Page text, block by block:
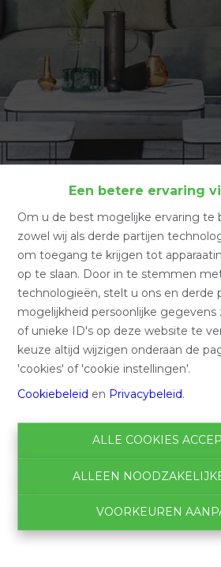
Een betere ervaring
Om u de best mogelijke ervaring te
zowel wij als derde partijen
om toegang te krijgen tot
op te slaan. Door in te stemmen
technologieën, stelt u ons en derde
mogelijkheid persoonlijke gegevens
of unieke ID's op deze website te
keuze altijd wijzigen onderaan de
'cookies' of 'cookie instellingen'.
Cookiebeleid en Privacybeleid.
ALLE COOKIES
ALLEEN
VOORKEUREN
Home
Filter